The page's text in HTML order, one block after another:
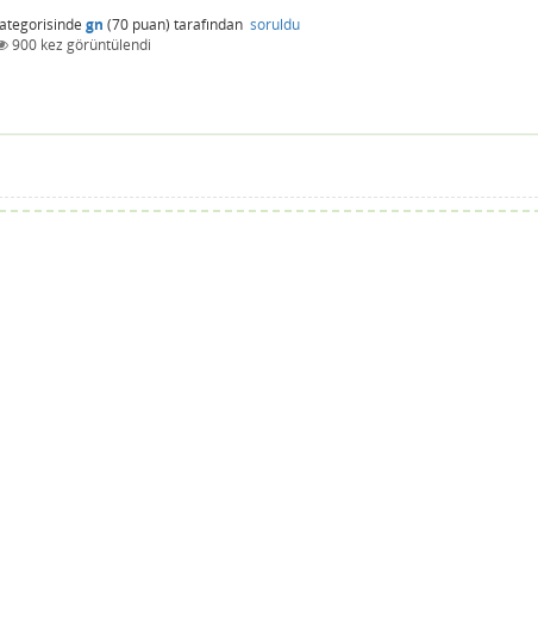
gn (70 puan) tarafından soruldu
900 kez görüntülendi